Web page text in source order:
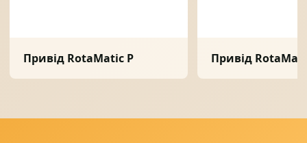
Привід RotaMatic P Привід